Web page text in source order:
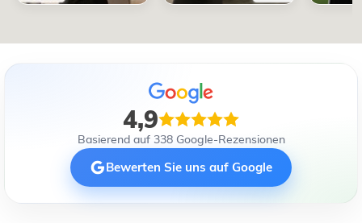
4,9
Basierend auf 338 Google-Rezensionen
Bewerten Sie uns auf Google